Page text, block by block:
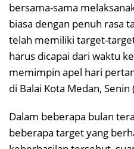
bersama-sama
biasa dengan penuh rasa
telah memiliki target-
harus dicapai dari waktu
memimpin apel hari
di Balai Kota Medan,
Dalam beberapa bulan
beberapa target yang